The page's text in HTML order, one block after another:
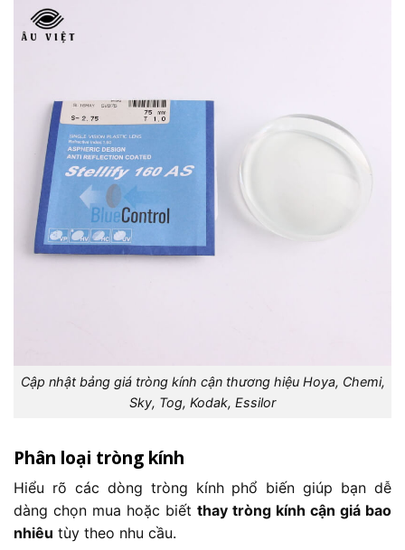
Cập nhật bảng giá tròng kính cận thương hiệu Hoya, Chemi,
Sky, Tog, Kodak, Essilor
Phân loại tròng kính
Hiểu rõ các dòng tròng kính phổ biến giúp bạn dễ
dàng chọn mua hoặc biết thay tròng kính cận giá bao
nhiêu tùy theo nhu cầu.